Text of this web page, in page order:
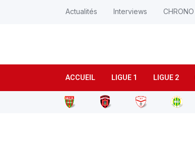
ACCUEIL LIGUE 1 LIGUE 2
Actualités Interviews CHRONO